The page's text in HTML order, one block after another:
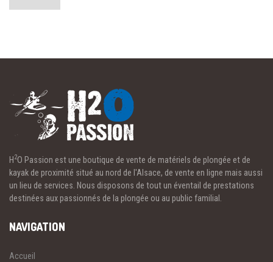
H 2O Passion est une boutique de vente de matériels de plongée et de
kayak de proximité situé au nord de l'Alsace, de vente en ligne mais aussi
un lieu de services. Nous disposons de tout un éventail de prestations
destinées aux passionnés de la plongée ou au public familial.
NAVIGATION
Accueil